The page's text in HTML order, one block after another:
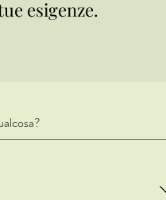
esigenze.